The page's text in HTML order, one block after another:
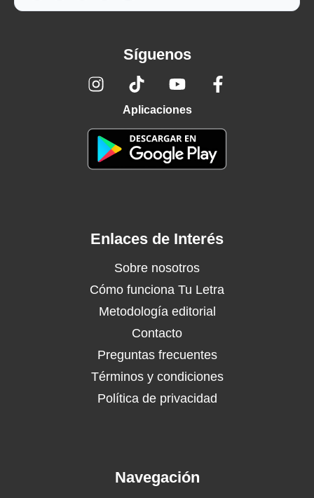
Síguenos
Aplicaciones
Enlaces de Interés
Sobre nosotros
Cómo funciona Tu Letra
Metodología editorial
Contacto
Preguntas frecuentes
Términos y condiciones
Política de privacidad
Navegación